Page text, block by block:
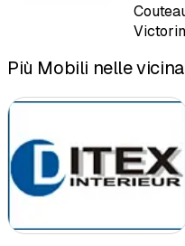
Più Mobili nelle